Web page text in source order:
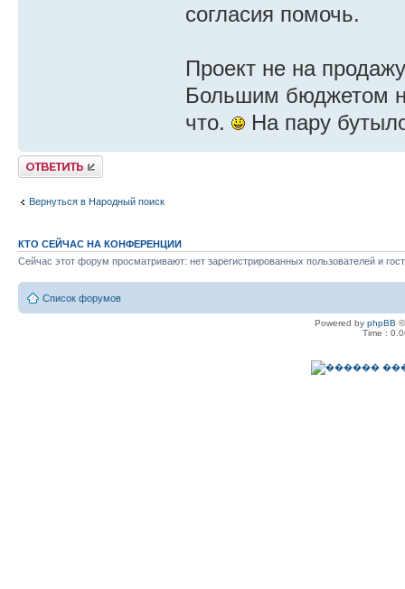
согласия помочь.
Проект не на
Большим бюджетом
что.
На пару
Ответить
Вернуться в Народный поиск
КТО СЕЙЧАС НА КОНФЕРЕНЦИИ
Сейчас этот форум просматривают: нет зарегистрированных пользователей и
Список форумов
Powered by phpBB
Time :